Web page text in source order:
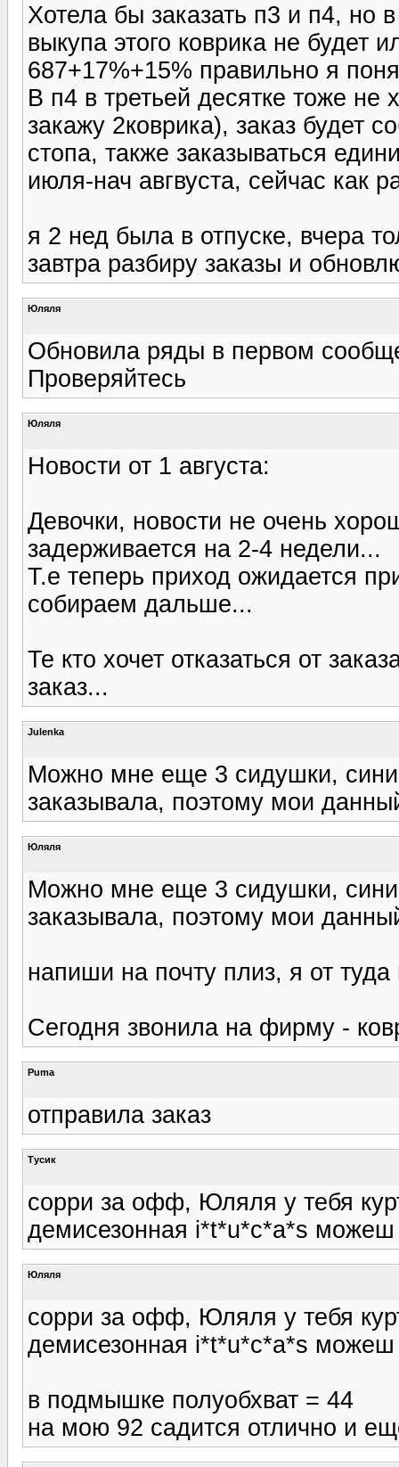
Хотела бы заказать п3 и п4, но
выкупа этого коврика не будет
687+17%+15% правильно я
В п4 в третьей десятке тоже не
закажу 2коврика), заказ будет
стопа, также заказываться
июля-нач авгвуста, сейчас как
я 2 нед была в отпуске, вчера
завтра разбиру заказы и
Юляля
Обновила ряды в первом
Проверяйтесь
Юляля
Новости от 1 августа:
Девочки, новости не очень
задерживается на 2-4 недели...
Т.е теперь приход ожидается
собираем дальше...
Те кто хочет отказаться от
заказ...
Julenka
Можно мне еще 3 сидушки,
заказывала, поэтому мои
Юляля
Можно мне еще 3 сидушки,
заказывала, поэтому мои
напиши на почту плиз, я от
Сегодня звонила на фирму -
Puma
отправила заказ
Тусик
сорри за офф, Юляля у тебя
демисезонная i*t*u*c*a*s
Юляля
сорри за офф, Юляля у тебя
демисезонная i*t*u*c*a*s
в подмышке полуобхват = 44
на мою 92 садится отлично и